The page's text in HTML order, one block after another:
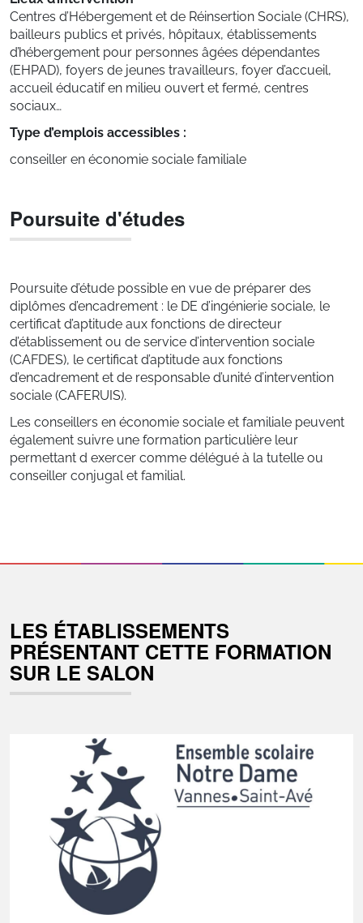
Centres d’Hébergement et de Réinsertion Sociale (CHRS),
bailleurs publics et privés, hôpitaux, établissements
d’hébergement pour personnes âgées dépendantes
(EHPAD), foyers de jeunes travailleurs, foyer d’accueil,
accueil éducatif en milieu ouvert et fermé, centres
sociaux…
Type d’emplois accessibles :
conseiller en économie sociale familiale
Poursuite d'études
Poursuite d’étude possible en vue de préparer des
diplômes d’encadrement : le DE d’ingénierie sociale, le
certificat d’aptitude aux fonctions de directeur
d’établissement ou de service d’intervention sociale
(CAFDES), le certificat d’aptitude aux fonctions
d’encadrement et de responsable d’unité d’intervention
sociale (CAFERUIS).
Les conseillers en économie sociale et familiale peuvent
également suivre une formation particulière leur
permettant d exercer comme délégué à la tutelle ou
conseiller conjugal et familial.
LES ÉTABLISSEMENTS
PRÉSENTANT CETTE FORMATION
SUR LE SALON